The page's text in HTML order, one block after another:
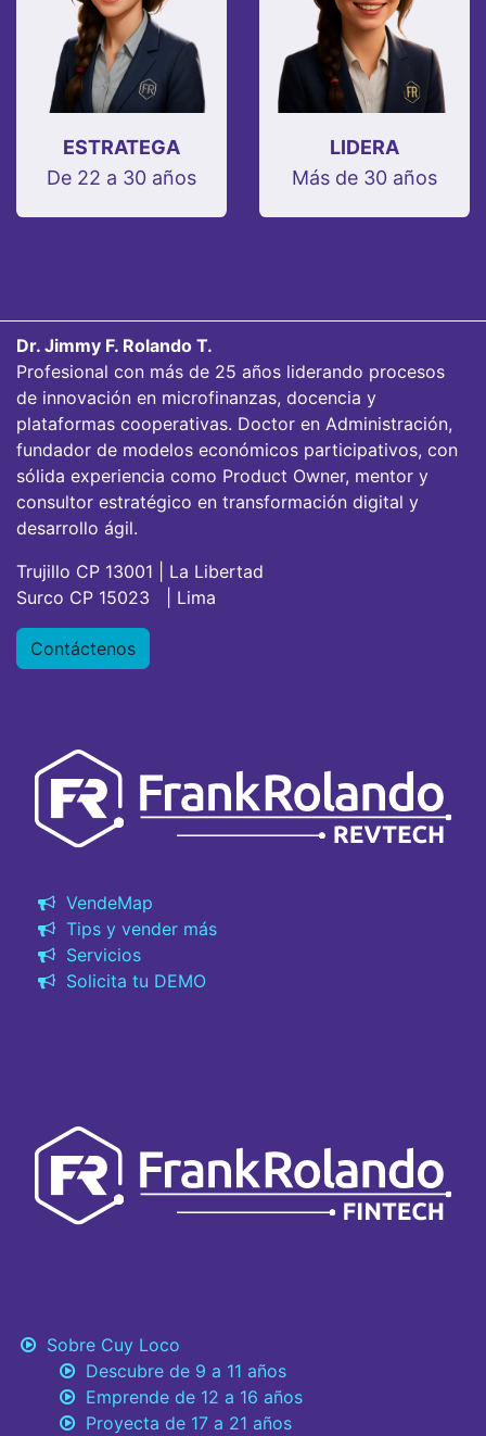
ESTRATEGA
De 22 a 30 años
LIDERA
Más de 30 años
Dr. Jimmy F. Rolando T.
Profesional con más de 25 años liderando procesos
de innovación en microfinanzas, docencia y
plataformas cooperativas. Doctor en Administración,
fundador de modelos económicos participativos, con
sólida experiencia como Product Owner, mentor y
consultor estratégico en transformación digital y
desarrollo ágil.
Trujillo CP 13001 | La Libertad
Surco CP 15023 | Lima
Contáctenos
VendeMap
Tips y vender más
Servicios
Solicita tu DEMO
Sobre Cuy Loco
Descubre de 9 a 11 años
Emprende de 12 a 16 años
Proyecta de 17 a 21 años